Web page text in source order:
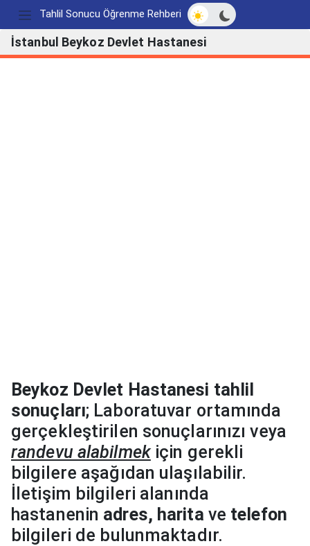
Tahlil Sonucu Öğrenme Rehberi Açık/Koyu modu
İstanbul Beykoz Devlet Hastanesi
Beykoz Devlet Hastanesi tahlil
sonuçları; Laboratuvar ortamında
gerçekleştirilen sonuçlarınızı veya
randevu alabilmekiçin gerekli
bilgilere aşağıdan ulaşılabilir.
İletişim bilgileri alanında
hastanenin adres, harita ve telefon
bilgileri de bulunmaktadır.